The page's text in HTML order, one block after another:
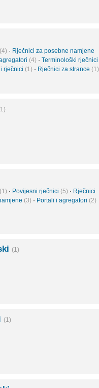
(4) · Rječnici za posebne namjene
(4) · Terminološki rječnici
rječnici (1) · Rječnici za strance (1)
(1) · Povijesni rječnici (5) · Rječnici
(3) · Portali i agregatori (2)
(1)
(1)